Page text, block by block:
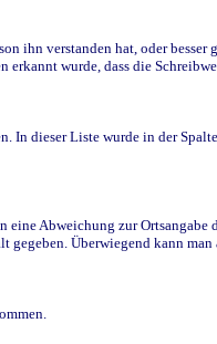
verstanden hat, oder besser
wurde, dass die
dieser Liste wurde in der
Abweichung zur
Überwiegend kann